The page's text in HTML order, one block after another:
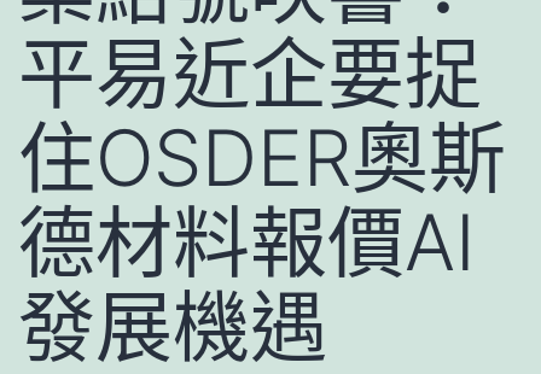
平易近企要捉
住OSDER奧斯
德材料報價AI
發展機遇